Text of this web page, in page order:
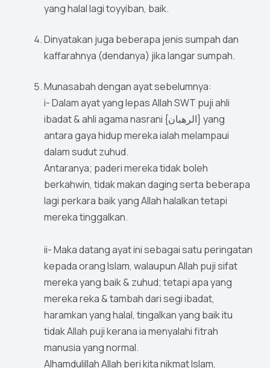
yang halal lagi toyyiban, baik.
Dinyatakan juga beberapa jenis sumpah dan
kaffarahnya (dendanya) jika langar sumpah.
Munasabah dengan ayat sebelumnya:
i- Dalam ayat yang lepas Allah SWT puji ahli
ibadat & ahli agama nasrani {الرهبان} yang
antara gaya hidup mereka ialah melampaui
dalam sudut zuhud.
Antaranya; paderi mereka tidak boleh
berkahwin, tidak makan daging serta beberapa
lagi perkara baik yang Allah halalkan tetapi
mereka tinggalkan.
ii- Maka datang ayat ini sebagai satu peringatan
kepada orang Islam, walaupun Allah puji sifat
mereka yang baik & zuhud; tetapi apa yang
mereka reka & tambah dari segi ibadat,
haramkan yang halal, tingalkan yang baik itu
tidak Allah puji kerana ia menyalahi fitrah
manusia yang normal.
Alhamdulillah Allah beri kita nikmat Islam,